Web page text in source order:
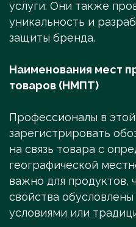
услуги. Они также
уникальность и
защиты бренда.
Наименования мест
товаров (НМПТ)
Профессионалы в
зарегистрировать
на связь товара с
географической
важно для продуктов,
свойства
условиями или